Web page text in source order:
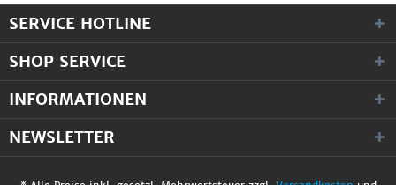
SERVICE HOTLINE
SHOP SERVICE
INFORMATIONEN
NEWSLETTER